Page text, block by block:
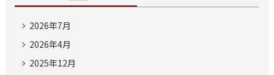
2026年7月
2026年4月
2025年12月